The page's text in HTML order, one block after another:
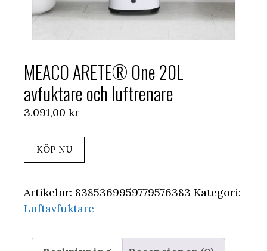
MEACO ARETE® One 20L
avfuktare och luftrenare
3.091,00 kr
KÖP NU
Artikelnr: 8385369959779576383 Kategori:
Luftavfuktare